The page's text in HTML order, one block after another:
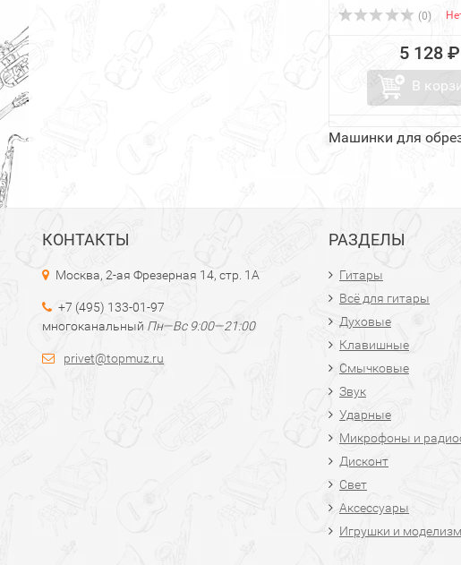
(0)
5 128 ₽
В
Машинки для
КОНТАКТЫ
Москва, 2-ая Фрезерная 14, стр. 1А
+7 (495) 133-01-97
многоканальный Пн—Вс 9:00—21:00
privet@topmuz.ru
РАЗДЕЛЫ
Гитары
Всё для гитары
Духовые
Клавишные
Смычковые
Звук
Ударные
Микрофоны и
Дисконт
Свет
Аксессуары
Игрушки и моделизм